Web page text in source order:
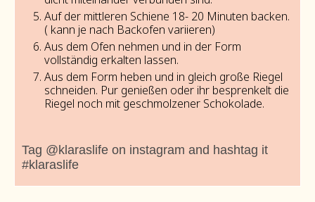
Auf der mittleren Schiene 18- 20 Minuten backen.
( kann je nach Backofen variieren)
Aus dem Ofen nehmen und in der Form
vollständig erkalten lassen.
Aus dem Form heben und in gleich große Riegel
schneiden. Pur genießen oder ihr besprenkelt die
Riegel noch mit geschmolzener Schokolade.
Tag @klaraslife on instagram and hashtag it
#klaraslife